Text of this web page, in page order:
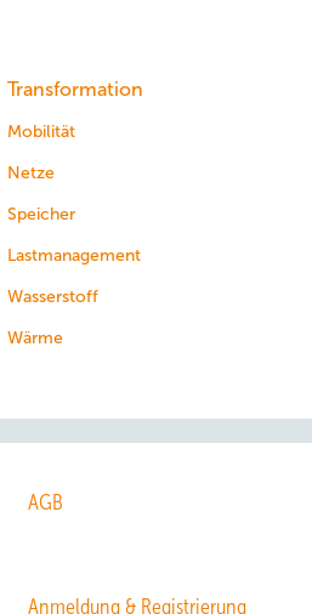
Transformation
Mobilität
Netze
Speicher
Lastmanagement
Wasserstoff
Wärme
AGB
Anmeldung & Registrierung